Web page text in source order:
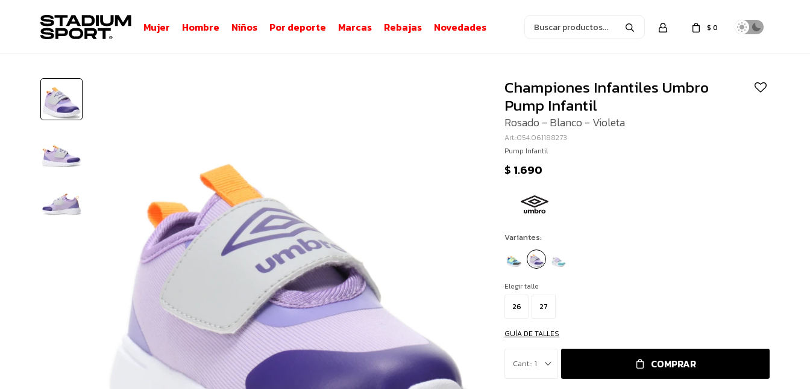
Mujer Hombre Niños Por deporte Marcas Rebajas Novedades $ 0
Championes Infantiles Umbro
Pump Infantil
Rosado - Blanco - Violeta
054.061188273
Pump Infantil
$ 1.690
Variantes:
Elegir talle
26
27
GUÍA DE TALLES
1 COMPRAR